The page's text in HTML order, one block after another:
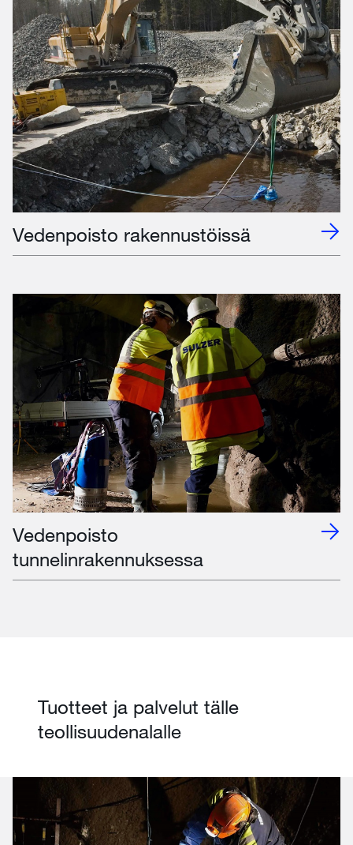
Vedenpoisto rakennustöissä
Vedenpoisto
tunnelinrakennuksessa
Tuotteet ja palvelut tälle
teollisuudenalalle